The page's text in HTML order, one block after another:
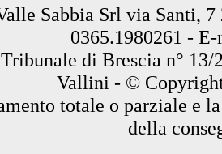
Sabbia Srl via Santi, 7
0365.1980261 -
di Brescia n°
Vallini - ©
totale o parziale e
della